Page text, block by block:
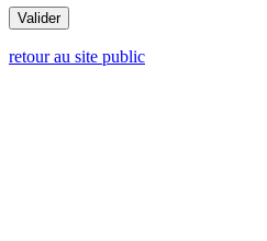
retour au site public